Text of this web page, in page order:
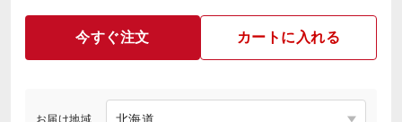
今すぐ注文 カートに入れる
お届け地域